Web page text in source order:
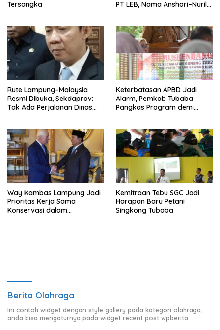
Tersangka
PT LEB, Nama Anshori–Nuril
Rute Lampung–Malaysia
Resmi Dibuka, Sekdaprov:
Tak Ada Perjalanan Dinas
Keterbatasan APBD Jadi
Alarm, Pemkab Tubaba
Pangkas Program demi
Way Kambas Lampung Jadi
Prioritas Kerja Sama
Konservasi dalam
Kemitraan Tebu SGC Jadi
Harapan Baru Petani
Singkong Tubaba
Berita Olahraga
Ini contoh widget dengan style gallery pada kategori olahraga,
anda bisa mengaturnya pada widget recent post wpberita.